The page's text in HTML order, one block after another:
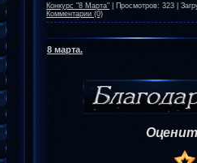
Конкурс "8 Марта" Просмотров: 323
Комментарии (0)
8 марта.